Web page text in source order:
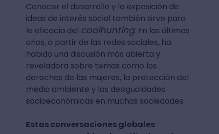
Conocer el desarrollo y la exposición de
ideas de interés social también sirve para
la eficacia del coolhunting. En los últimos
años, a partir de las redes sociales, ha
habido una discusión más abierta y
reveladora sobre temas como los
derechos de las mujeres, la protección del
medio ambiente y las desigualdades
socioeconómicas en muchas sociedades.
Estas conversaciones globales